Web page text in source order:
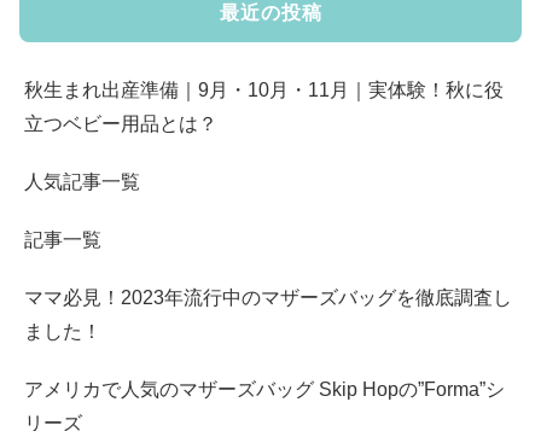
最近の投稿
秋生まれ出産準備｜9月・10月・11月｜実体験！秋に役
立つベビー用品とは？
人気記事一覧
記事一覧
ママ必見！2023年流行中のマザーズバッグを徹底調査し
ました！
アメリカで人気のマザーズバッグ Skip Hopの”Forma”シ
リーズ